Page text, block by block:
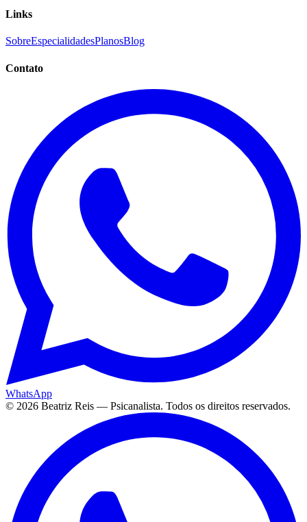
Links
SobreEspecialidadesPlanosBlog
Contato
WhatsApp
© 2026 Beatriz Reis — Psicanalista. Todos os direitos reservados.